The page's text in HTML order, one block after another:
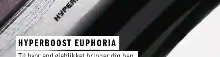
HYPERBOOST EUPHORIA
Til hvor end øjeblikket bringer dig hen.